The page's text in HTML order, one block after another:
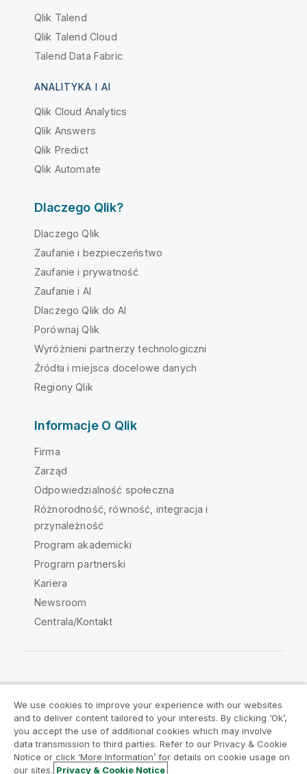
Qlik Talend
Qlik Talend Cloud
Talend Data Fabric
ANALITYKA I AI
Qlik Cloud Analytics
Qlik Answers
Qlik Predict
Qlik Automate
Dlaczego Qlik?
Dlaczego Qlik
Zaufanie i bezpieczeństwo
Zaufanie i prywatność
Zaufanie i AI
Dlaczego Qlik do AI
Porównaj Qlik
Wyróżnieni partnerzy technologiczni
Źródła i miejsca docelowe danych
Regiony Qlik
Informacje O Qlik
Firma
Zarząd
Odpowiedzialność społeczna
Różnorodność, równość, integracja i
przynależność
Program akademicki
Program partnerski
Kariera
Newsroom
Centrala/Kontakt
Umowy prawne
Warunki produktu
Legal Policies
Legal Policies
Warunki korzystania
Znaki towarowe
We use cookies to improve your experience with our websites
and to deliver content tailored to your interests. By clicking ‘Ok’,
you accept the use of additional cookies which may involve
data transmission to third parties. Refer to our Privacy & Cookie
Notice or click ‘More Information’ for details on cookie usage on
our sites. Privacy & Cookie Notice